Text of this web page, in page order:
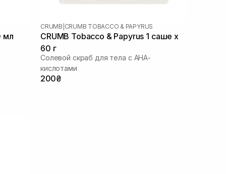
мл
CRUMB CRUMB TOBACCO & PAPYRUS
CRUMB Tobacco & Papyrus 1 саше х
60 г
Солевой скраб для тела с AHA-
кислотами
200₴